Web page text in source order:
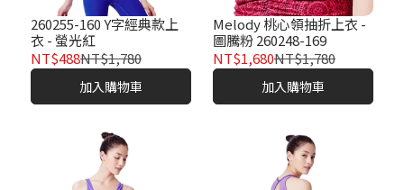
260255-160 Y字經典款上
衣 - 螢光紅
NT$488NT$1,780
加入購物車
Melody 桃心領抽折上衣 -
圖騰粉 260248-169
NT$1,680NT$1,780
加入購物車